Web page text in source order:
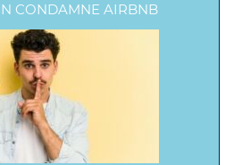
CONDAMNE AIRBNB